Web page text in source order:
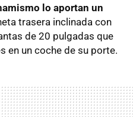
lo aportan un
trasera inclinada con
de 20 pulgadas que
en un coche de su porte.